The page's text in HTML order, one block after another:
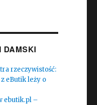
DAMSKI
rzeczywistość:
eButik leży o
ebutik.pl –